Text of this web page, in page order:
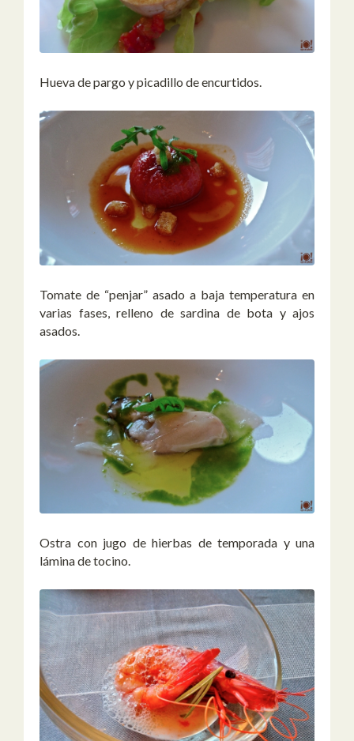
Hueva de pargo y picadillo de encurtidos.
Tomate de “penjar” asado a baja temperatura en
varias fases, relleno de sardina de bota y ajos
asados.
Ostra con jugo de hierbas de temporada y una
lámina de tocino.